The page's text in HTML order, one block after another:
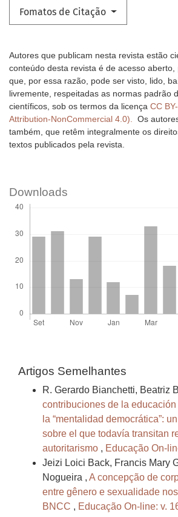
Fomatos de Citação
Autores que publicam nesta revista estão
conteúdo desta revista é de acesso
que, por essa razão, pode ser visto, lido,
livremente, respeitadas as normas padrão
científicos, sob os termos da licença CC
Attribution-NonCommercial 4.0). Os
também, que retêm integralmente os
textos publicados pela revista.
Downloads
Artigos Semelhantes
R. Gerardo Bianchetti, Beatriz
contribuciones de la
la “mentalidad democrática”:
sobre el que todavía transitan
autoritarismo , Educação On-
Jeizi Loici Back, Francis Mary
Nogueira , A concepção de
entre gênero e sexualidade
BNCC , Educação On-line: v.